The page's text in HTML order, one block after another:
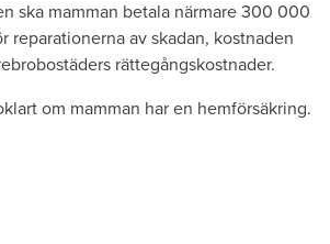
ska mamman betala närmare 300 000
reparationerna av skadan, kostnaden
rättegångskostnader.
om mamman har en hemförsäkring.